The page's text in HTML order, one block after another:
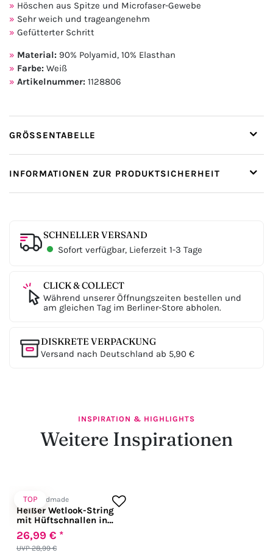
Höschen aus Spitze und Microfaser-Gewebe
Sehr weich und trageangenehm
Gefütterter Schritt
Material: 90% Polyamid, 10% Elasthan
Farbe: Weiß
Artikelnummer: 1128806
GRÖSSENTABELLE
INFORMATIONEN ZUR PRODUKTSICHERHEIT
SCHNELLER VERSAND
Sofort verfügbar, Lieferzeit 1-3 Tage
CLICK & COLLECT
Während unserer Öffnungszeiten bestellen und
am gleichen Tag im Berliner-Store abholen.
DISKRETE VERPACKUNG
Versand nach Deutschland ab 5,90 €
INSPIRATION & HIGHLIGHTS
Weitere Inspirationen
TOP
Noir Handmade
Heißer Wetlook-String
mit Hüftschnallen in
schwarz
UVP 28,99 €
26,99 € *